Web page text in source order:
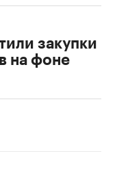
закупки
на фоне